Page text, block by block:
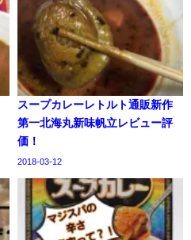
スープカレーレトルト通販新作
第一北海丸新味帆立レビュー評
価！
2018-03-12